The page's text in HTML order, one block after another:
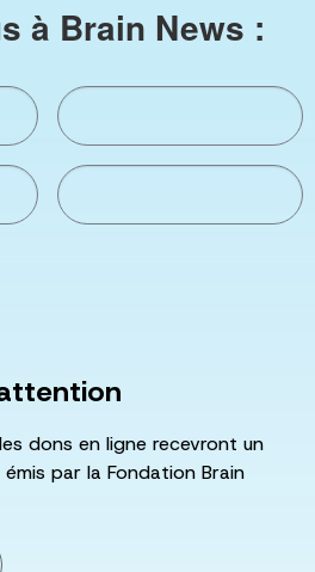
à Brain News :
dons en ligne recevront un
par la Fondation Brain